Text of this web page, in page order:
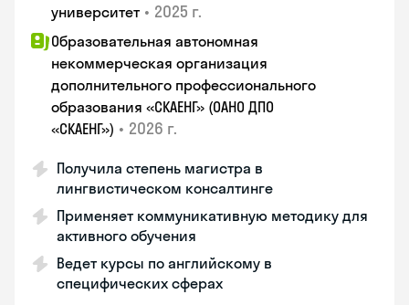
университет • 2025 г.
Образовательная автономная
некоммерческая организация
дополнительного профессионального
образования «СКАЕНГ» (ОАНО ДПО
«СКАЕНГ») • 2026 г.
Получила степень магистра в
лингвистическом консалтинге
Применяет коммуникативную методику для
активного обучения
Ведет курсы по английскому в
специфических сферах